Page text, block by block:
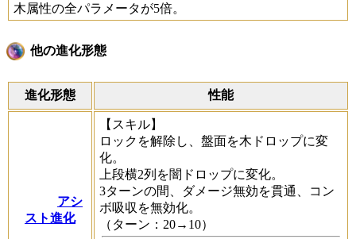
木属性の全パラメータが5倍。
他の進化形態
進化形態 性能
アシ
スト進化
【スキル】
ロックを解除し、盤面を木ドロップに変
化。
上段横2列を闇ドロップに変化。
3ターンの間、ダメージ無効を貫通、コン
ボ吸収を無効化。
（ターン：20→10）